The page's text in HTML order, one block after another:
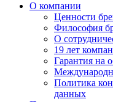
О компании
Ценности
Философия
О
19 лет
Гарантия на
Политика
данных